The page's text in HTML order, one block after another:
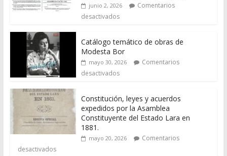
junio 2, 2026
Comentarios
desactivados
Catálogo temático de obras de
Modesta Bor
mayo 30, 2026
Comentarios
desactivados
Constitución, leyes y acuerdos
expedidos por la Asamblea
Constituyente del Estado Lara en
1881.
mayo 20, 2026
Comentarios
desactivados